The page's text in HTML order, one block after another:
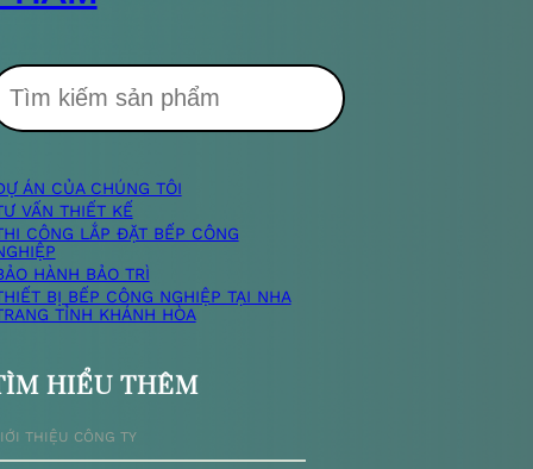
ế
ÁN CỦA CHÚNG TÔI
VẤN THIẾT KẾ
CÔNG LẮP ĐẶT BẾP CÔNG
HÀNH BẢO TRÌ
BỊ BẾP CÔNG NGHIỆP TẠI NHA
TỈNH KHÁNH HÒA
HIỂU THÊM
THIỆU CÔNG TY